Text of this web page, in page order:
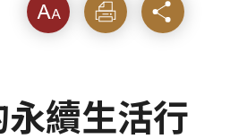
字級 列印 分享
續生活行